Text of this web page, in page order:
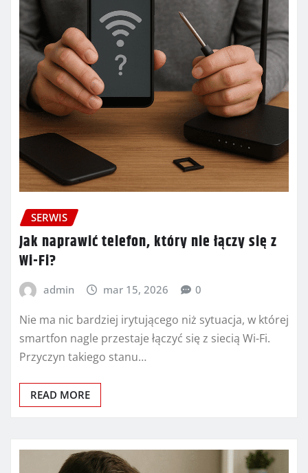
SERWIS
Jak naprawić telefon, który nie łączy się z
Wi-Fi?
admin mar 15, 2026 0
Nie ma nic bardziej irytującego niż sytuacja, w której
smartfon nagle przestaje łączyć się z siecią Wi-Fi.
Przyczyn takiego stanu…
READ MORE